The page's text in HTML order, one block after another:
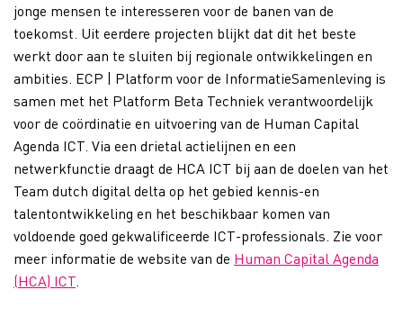
jonge mensen te interesseren voor de banen van de
toekomst. Uit eerdere projecten blijkt dat dit het beste
werkt door aan te sluiten bij regionale ontwikkelingen en
ambities. ECP | Platform voor de InformatieSamenleving is
samen met het Platform Beta Techniek verantwoordelijk
voor de coördinatie en uitvoering van de Human Capital
Agenda ICT. Via een drietal actielijnen en een
netwerkfunctie draagt de HCA ICT bij aan de doelen van het
Team dutch digital delta op het gebied kennis-en
talentontwikkeling en het beschikbaar komen van
voldoende goed gekwalificeerde ICT-professionals. Zie voor
meer informatie de website van de Human Capital Agenda
(HCA) ICT